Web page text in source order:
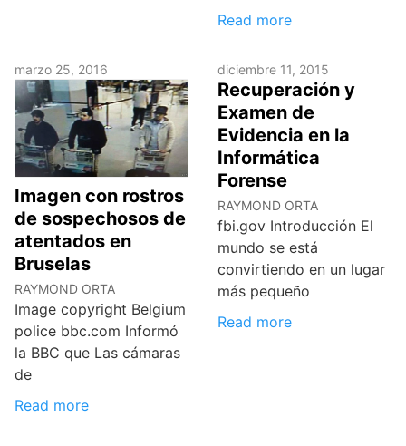
Read more
marzo 25, 2016
Imagen con rostros
de sospechosos de
atentados en
Bruselas
RAYMOND ORTA
Image copyright Belgium
police bbc.com Informó
la BBC que Las cámaras
de
Read more
diciembre 11, 2015
Recuperación y
Examen de
Evidencia en la
Informática
Forense
RAYMOND ORTA
fbi.gov Introducción El
mundo se está
convirtiendo en un lugar
más pequeño
Read more